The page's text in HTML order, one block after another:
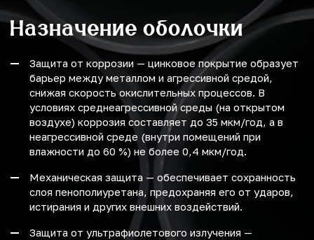
Назначение оболочки
Защита от коррозии — цинковое покрытие образует
барьер между металлом и агрессивной средой,
снижая скорость окислительных процессов. В
условиях среднеагрессивной среды (на открытом
воздухе) коррозия составляет до 35 мкм/год, а в
неагрессивной среде (внутри помещений при
влажности до 60 %) не более 0,4 мкм/год.
Механическая защита — обеспечивает сохранность
слоя пенополиуретана, предохраняя его от ударов,
истирания и других внешних воздействий.
Защита от ультрафиолетового излучения —